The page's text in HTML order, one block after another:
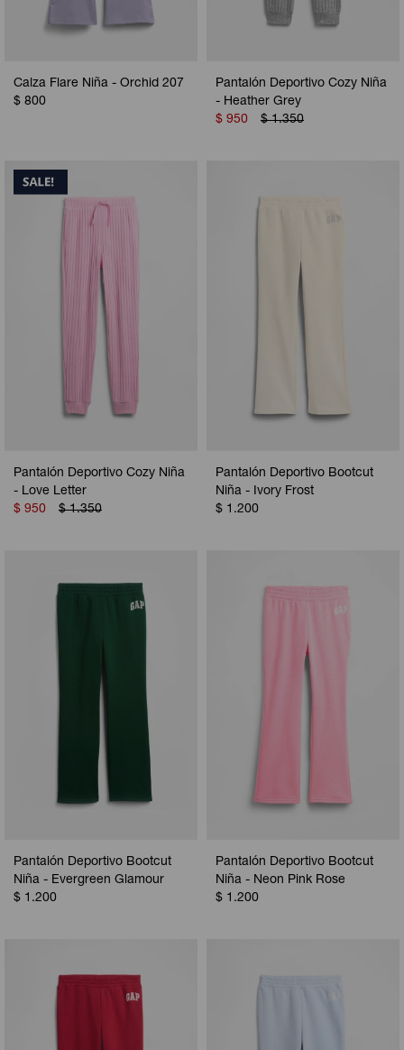
Calza Flare Niña - Orchid 207
$ 800
Pantalón Deportivo Cozy Niña
- Heather Grey
$ 950 $ 1.350
Pantalón Deportivo Cozy Niña
- Love Letter
$ 950 $ 1.350
Pantalón Deportivo Bootcut
Niña - Ivory Frost
$ 1.200
Pantalón Deportivo Bootcut
Niña - Evergreen Glamour
$ 1.200
Pantalón Deportivo Bootcut
Niña - Neon Pink Rose
$ 1.200